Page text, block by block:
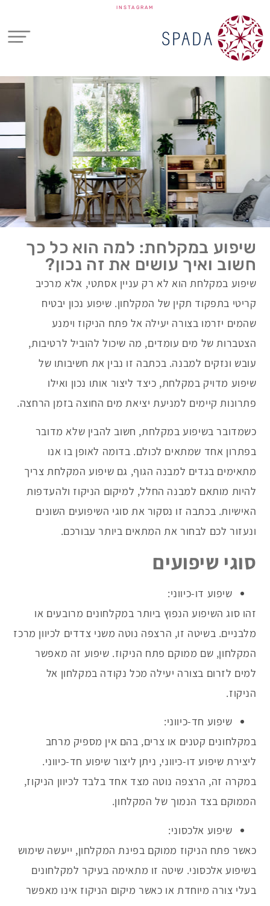
INSTAGRAM
שיפוע במקלחת: למה הוא כל כך
חשוב ואיך עושים את זה נכון?
שיפוע במקלחת הוא לא רק עניין אסתטי, אלא מרכיב
קריטי בתפקוד תקין של המקלחון. שיפוע נכון יבטיח
שהמים יזרמו בצורה יעילה אל פתח הניקוז וימנע
הצטברות של מים עומדים, מה שיכול להוביל לרטיבות,
עובש ונזקים למבנה. בכתבה זו נבין את חשיבותו של
שיפוע מדויק במקלחת, כיצד ליצור אותו נכון ואילו
פתרונות קיימים למניעת יציאת מים החוצה בזמן הרחצה.
כשמדובר בשיפוע במקלחת, חשוב להבין שלא מדובר
בפתרון אחד שמתאים לכולם. בדומה לאופן בו אנו
מתאימים בגדים למבנה הגוף, גם שיפוע המקלחת צריך
להיות מותאם למבנה החלל, למיקום הניקוז ולהעדפות
האישיות. בכתבה זו נסקור את סוגי השיפועים השונים
ונעזור לכם לבחור את המתאים ביותר עבורכם.
סוגי שיפועים
שיפוע דו-כיווני:
זהו סוג השיפוע הנפוץ ביותר במקלחונים מרובעים או
מלבניים. בשיטה זו, הרצפה נוטה משני צדדים לכיוון מרכז
המקלחון, שם ממוקם פתח הניקוז. שיפוע זה מאפשר
למים לזרום בצורה יעילה מכל נקודה במקלחון אל
הניקוז.
שיפוע חד-כיווני:
במקלחונים קטנים או צרים, בהם אין מספיק מרחב
ליצירת שיפוע דו-כיווני, ניתן ליצור שיפוע חד-כיווני.
במקרה זה, הרצפה נוטה מצד אחד בלבד לכיוון הניקוז,
הממוקם בצד הנמוך של המקלחון.
שיפוע אלכסוני:
כאשר פתח הניקוז ממוקם בפינת המקלחון, ייעשה שימוש
בשיפוע אלכסוני. שיטה זו מתאימה בעיקר למקלחונים
בעלי צורה מיוחדת או כאשר מיקום הניקוז אינו מאפשר